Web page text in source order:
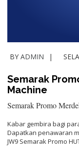
BY ADMIN
Semarak
Machine
Semarak Promo
Kabar gembira bagi
Dapatkan penawaran
JW9 Semarak Promo